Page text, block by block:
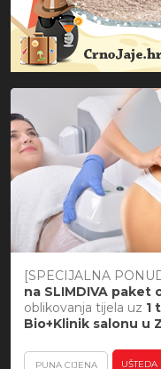
[SPECIJALNA
na SLIMDIVA paket
oblikovanja tijela uz 1
Bio+Klinik salonu u
PUNA CIJENA UŠTEDA